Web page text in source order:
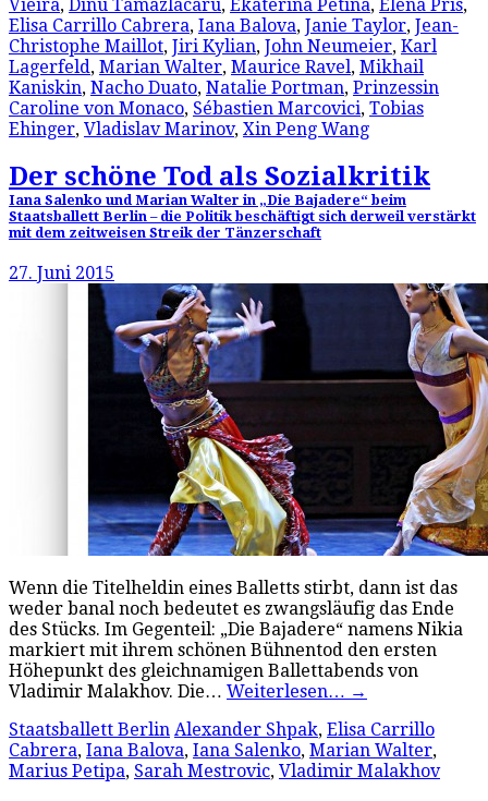
Vieira, Dinu Tamazlacaru, Ekaterina Petina, Elena Pris,
Elisa Carrillo Cabrera, Iana Balova, Janie Taylor, Jean-
Christophe Maillot, Jiri Kylian, John Neumeier, Karl
Lagerfeld, Marian Walter, Maurice Ravel, Mikhail
Kaniskin, Nacho Duato, Natalie Portman, Prinzessin
Caroline von Monaco, Sébastien Marcovici, Tobias
Ehinger, Vladislav Marinov, Xin Peng Wang
Der schöne Tod als Sozialkritik
Iana Salenko und Marian Walter in „Die Bajadere“ beim
Staatsballett Berlin – die Politik beschäftigt sich derweil verstärkt
mit dem zeitweisen Streik der Tänzerschaft
27. Juni 2015
Wenn die Titelheldin eines Balletts stirbt, dann ist das
weder banal noch bedeutet es zwangsläufig das Ende
des Stücks. Im Gegenteil: „Die Bajadere“ namens Nikia
markiert mit ihrem schönen Bühnentod den ersten
Höhepunkt des gleichnamigen Ballettabends von
Vladimir Malakhov. Die… Weiterlesen… →
Staatsballett Berlin Alexander Shpak, Elisa Carrillo
Cabrera, Iana Balova, Iana Salenko, Marian Walter,
Marius Petipa, Sarah Mestrovic, Vladimir Malakhov